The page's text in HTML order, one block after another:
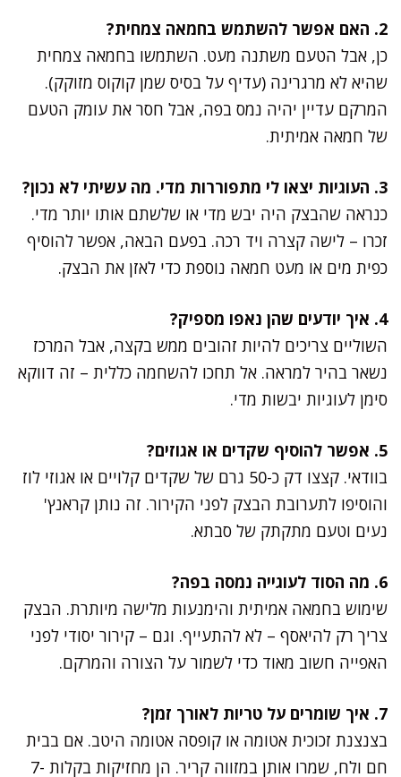
2. האם אפשר להשתמש בחמאה צמחית?
כן, אבל הטעם משתנה מעט. השתמשו בחמאה צמחית
שהיא לא מרגרינה (עדיף על בסיס שמן קוקוס מזוקק).
המרקם עדיין יהיה נמס בפה, אבל חסר את עומק הטעם
של חמאה אמיתית.
3. העוגיות יצאו לי מתפוררות מדי. מה עשיתי לא נכון?
כנראה שהבצק היה יבש מדי או שלשתם אותו יותר מדי.
זכרו – לישה קצרה ויד רכה. בפעם הבאה, אפשר להוסיף
כפית מים או מעט חמאה נוספת כדי לאזן את הבצק.
4. איך יודעים שהן נאפו מספיק?
השוליים צריכים להיות זהובים ממש בקצה, אבל המרכז
נשאר בהיר למראה. אל תחכו להשחמה כללית – זה דווקא
סימן לעוגיות יבשות מדי.
5. אפשר להוסיף שקדים או אגוזים?
בוודאי. קצצו דק כ-50 גרם של שקדים קלויים או אגוזי לוז
והוסיפו לתערובת הבצק לפני הקירור. זה נותן קראנץ'
נעים וטעם מתקתק של סבתא.
6. מה הסוד לעוגייה נמסה בפה?
שימוש בחמאה אמיתית והימנעות מלישה מיותרת. הבצק
צריך רק להיאסף – לא להתעייף. וגם – קירור יסודי לפני
האפייה חשוב מאוד כדי לשמור על הצורה והמרקם.
7. איך שומרים על טריות לאורך זמן?
בצנצנת זכוכית אטומה או קופסה אטומה היטב. אם בבית
חם ולח, שמרו אותן במזווה קריר. הן מחזיקות בקלות 7-